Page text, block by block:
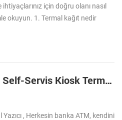
ihtiyaçlarınız için doğru olanı nasıl
okuyun. 1. Termal kağıt nedir
Sıcak Cashina 80mm Self-Servis Kiosk Termal Yazıcı KP-347 Size Seçiniz.
, Herkesin banka ATM, kendini